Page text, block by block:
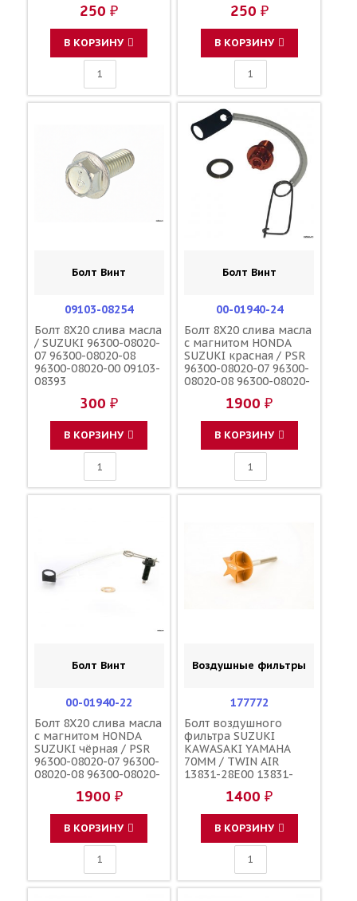
250 ₽
В КОРЗИНУ
250 ₽
В КОРЗИНУ
Болт Винт
09103-08254
Болт 8X20 слива масла
/ SUZUKI 96300-08020-
07 96300-08020-08
96300-08020-00 09103-
08393
300 ₽
В КОРЗИНУ
Болт Винт
00-01940-24
Болт 8X20 слива масла
с магнитом HONDA
SUZUKI красная / PSR
96300-08020-07 96300-
08020-08 96300-08020-
1900 ₽
В КОРЗИНУ
Болт Винт
00-01940-22
Болт 8X20 слива масла
с магнитом HONDA
SUZUKI чёрная / PSR
96300-08020-07 96300-
08020-08 96300-08020-
1900 ₽
В КОРЗИНУ
Воздушные фильтры
177772
Болт воздушного
фильтра SUZUKI
KAWASAKI YAMAHA
70ММ / TWIN AIR
13831-28E00 13831-
90122-06030-00 90122-
06005-00 92153-0623
1400 ₽
В КОРЗИНУ